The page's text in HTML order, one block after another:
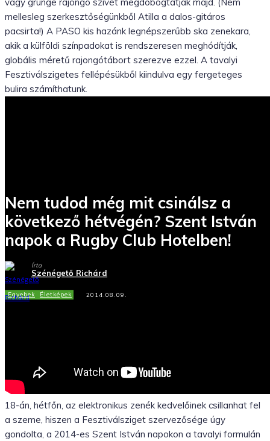
Nem tudod még mit csinálsz a
következő hétvégén? Szent István
napok a Rugby Club Hotelben!
Írta
Szénégető Richárd
Egyebek Életképek 2014.08.09.
vagy grunge rajongó szívét megdobogtatják majd. (Nem
mellesleg szerkesztőségünkből Atilla a dalos-gitáros
pacsirta!) A PASO kis hazánk legnépszerűbb ska zenekara,
akik a külföldi színpadokat is rendszeresen meghódítják,
globális méretű rajongótábort szerezve ezzel. A tavalyi
Fesztiválszigetes fellépésükből kiindulva egy fergeteges
bulira számíthatunk.
18-án, hétfőn, az elektronikus zenék kedvelőinek csillanhat fel
a szeme, hiszen a Fesztiválsziget szervezősége úgy
gondolta, a 2014-es Szent István napokon a tavalyi formulán